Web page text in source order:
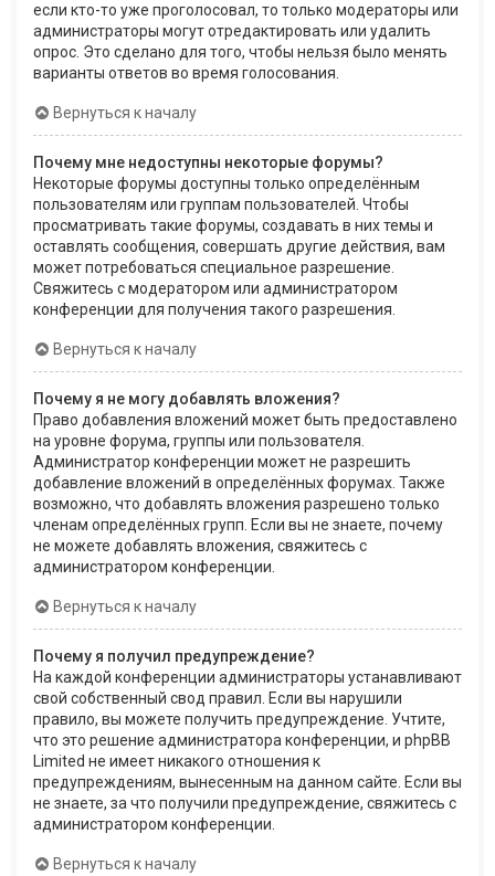
если кто-то уже проголосовал, то только модераторы или
администраторы могут отредактировать или удалить
опрос. Это сделано для того, чтобы нельзя было менять
варианты ответов во время голосования.
Вернуться к началу
Почему мне недоступны некоторые форумы?
Некоторые форумы доступны только определённым
пользователям или группам пользователей. Чтобы
просматривать такие форумы, создавать в них темы и
оставлять сообщения, совершать другие действия, вам
может потребоваться специальное разрешение.
Свяжитесь с модератором или администратором
конференции для получения такого разрешения.
Вернуться к началу
Почему я не могу добавлять вложения?
Право добавления вложений может быть предоставлено
на уровне форума, группы или пользователя.
Администратор конференции может не разрешить
добавление вложений в определённых форумах. Также
возможно, что добавлять вложения разрешено только
членам определённых групп. Если вы не знаете, почему
не можете добавлять вложения, свяжитесь с
администратором конференции.
Вернуться к началу
Почему я получил предупреждение?
На каждой конференции администраторы устанавливают
свой собственный свод правил. Если вы нарушили
правило, вы можете получить предупреждение. Учтите,
что это решение администратора конференции, и phpBB
Limited не имеет никакого отношения к
предупреждениям, вынесенным на данном сайте. Если вы
не знаете, за что получили предупреждение, свяжитесь с
администратором конференции.
Вернуться к началу